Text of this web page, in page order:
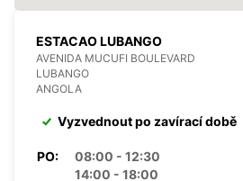
ESTACAO LUBANGO
AVENIDA MUCUFI BOULEVARD
LUBANGO
ANGOLA
Vyzvednout po zavírací době
PO:
08:00 - 12:30
14:00 - 18:00